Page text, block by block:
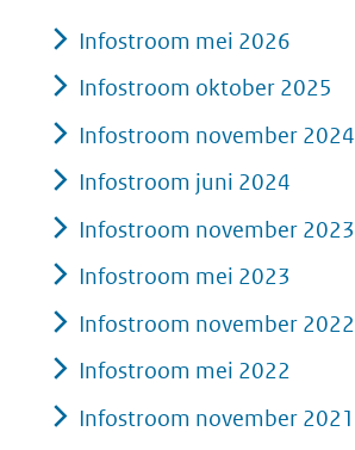
Infostroom mei 2026
Infostroom oktober 2025
Infostroom november 2024
Infostroom juni 2024
Infostroom november 2023
Infostroom mei 2023
Infostroom november 2022
Infostroom mei 2022
Infostroom november 2021